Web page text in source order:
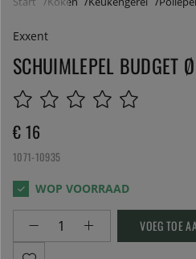
Exxent
SCHUIMLEPEL BUDGET
€ 16
1071-10935
VOEG TOE